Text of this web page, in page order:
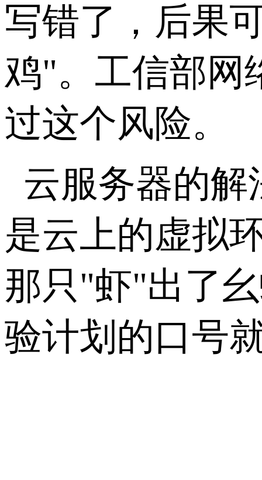
写错了，后果
鸡"。工信部网
过这个风险。
云服务器的
是云上的虚拟
那只"虾"出了
验计划的口号